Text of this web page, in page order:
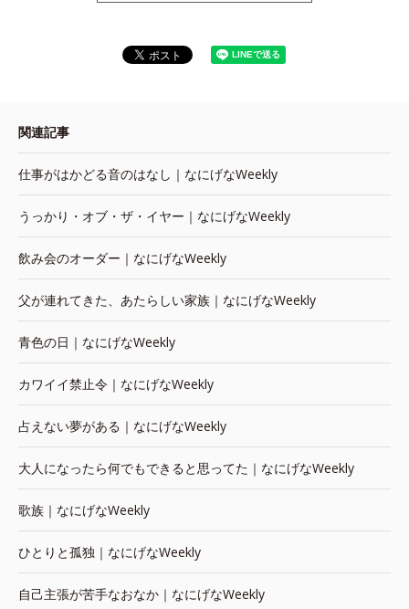
関連記事
仕事がはかどる音のはなし｜なにげなWeekly
うっかり・オブ・ザ・イヤー｜なにげなWeekly
飲み会のオーダー｜なにげなWeekly
父が連れてきた、あたらしい家族｜なにげなWeekly
青色の日｜なにげなWeekly
カワイイ禁止令｜なにげなWeekly
占えない夢がある｜なにげなWeekly
大人になったら何でもできると思ってた｜なにげなWeekly
歌族｜なにげなWeekly
ひとりと孤独｜なにげなWeekly
自己主張が苦手なおなか｜なにげなWeekly